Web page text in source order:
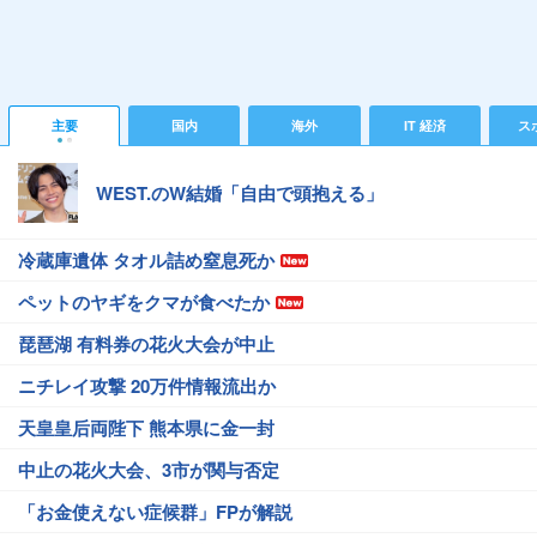
主要 国内 海外 IT 経済 ス
WEST.のW結婚「自由で頭抱える」
冷蔵庫遺体 タオル詰め窒息死か
ペットのヤギをクマが食べたか
琵琶湖 有料券の花火大会が中止
ニチレイ攻撃 20万件情報流出か
天皇皇后両陛下 熊本県に金一封
中止の花火大会、3市が関与否定
「お金使えない症候群」FPが解説